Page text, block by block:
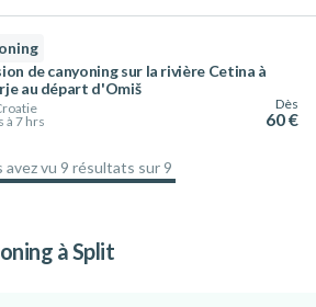
de canyoning sur la rivière Cetina à
au départ d'Omiš
à 7 hrs
Dès
60 €
avez vu 9 résultats sur 9
à Split